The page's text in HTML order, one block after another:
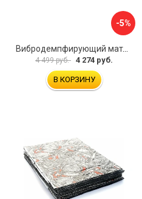
-5%
Вибродемпфирующий материал Dreamcar DC-2M0-S070050P7
4 499 руб. 4 274 руб.
В КОРЗИНУ